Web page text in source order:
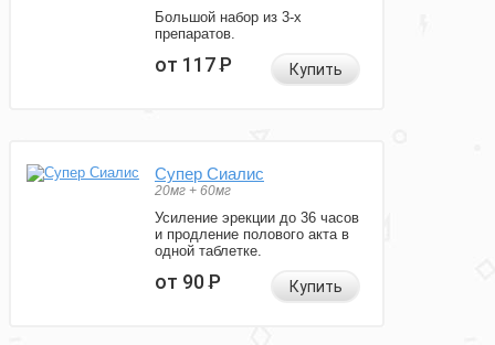
Большой набор из 3-х
препаратов.
от 117Р Купить
Супер Сиалис
20мг + 60мг
Усиление эрекции до 36 часов
и продление полового акта в
одной таблетке.
от 90Р Купить